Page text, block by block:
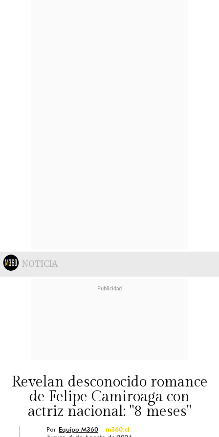
NOTICIA
Revelan desconocido romance
de Felipe Camiroaga con
actriz nacional: "8 meses"
Por Equipo M360
m360.cl